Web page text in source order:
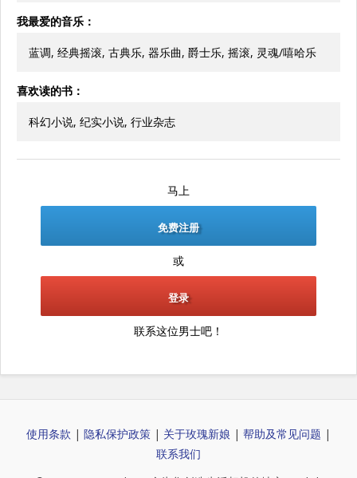
我最爱的音乐：
蓝调, 经典摇滚, 古典乐, 器乐曲, 爵士乐, 摇滚, 灵魂/嘻哈乐
喜欢读的书：
科幻小说, 纪实小说, 行业杂志
马上
免费注册
或
登录
联系这位男士吧！
使用条款 | 隐私保护政策 | 关于玫瑰新娘 | 帮助及常见问题 |
联系我们